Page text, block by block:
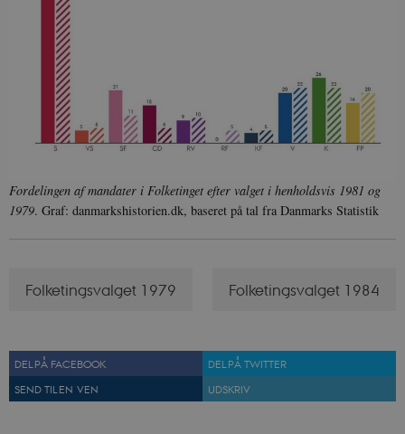
Fordelingen af mandater i Folketinget efter valget i henholdsvis 1981 og
1979. Graf: danmarkshistorien.dk, baseret på tal fra Danmarks Statistik
Folketingsvalget 1979 Folketingsvalget 1984
DEL PÅ FACEBOOK
DEL PÅ TWITTER
SEND TIL EN VEN
UDSKRIV